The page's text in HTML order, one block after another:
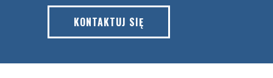
KONTAKTUJ SIĘ